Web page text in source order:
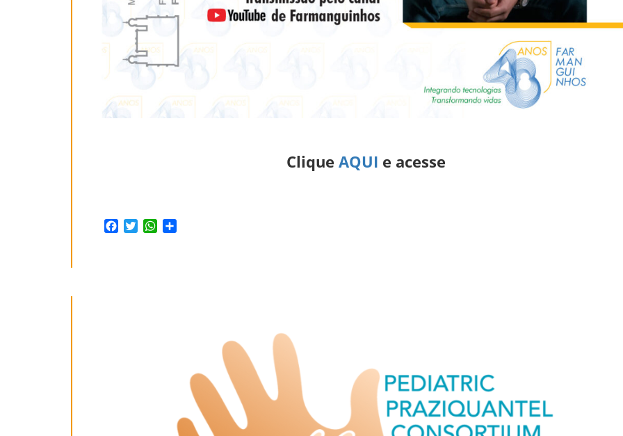
CliqueAQUI e acesse
Facebook
TwitterWhatsApp